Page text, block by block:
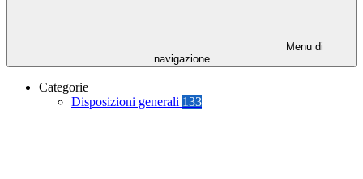
Menu di
navigazione
Categorie
Disposizioni generali 133